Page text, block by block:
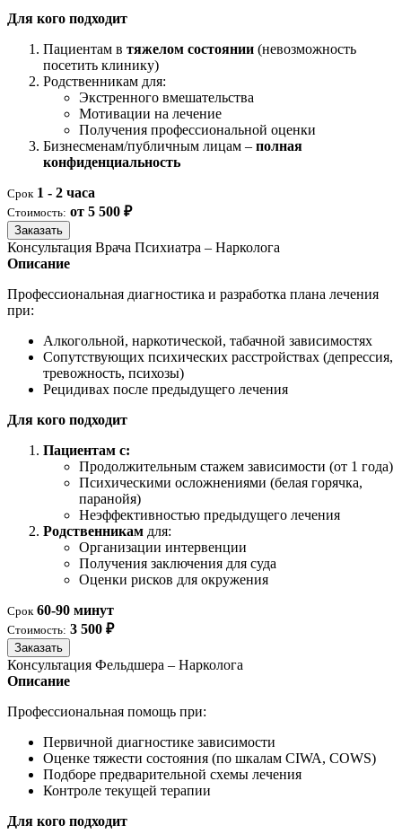
Для кого подходит
Пациентам в тяжелом состоянии (невозможность
посетить клинику)
Родственникам для:
Экстренного вмешательства
Мотивации на лечение
Получения профессиональной оценки
Бизнесменам/публичным лицам – полная
конфиденциальность
Срок 1 - 2 часа
Стоимость: от 5 500 ₽
Заказать
Консультация Врача Психиатра – Нарколога
Описание
Профессиональная диагностика и разработка плана лечения
при:
Алкогольной, наркотической, табачной зависимостях
Сопутствующих психических расстройствах (депрессия,
тревожность, психозы)
Рецидивах после предыдущего лечения
Для кого подходит
Пациентам с:
Продолжительным стажем зависимости (от 1 года)
Психическими осложнениями (белая горячка,
паранойя)
Неэффективностью предыдущего лечения
Родственникам для:
Организации интервенции
Получения заключения для суда
Оценки рисков для окружения
Срок 60-90 минут
Стоимость: 3 500 ₽
Заказать
Консультация Фельдшера – Нарколога
Описание
Профессиональная помощь при:
Первичной диагностике зависимости
Оценке тяжести состояния (по шкалам CIWA, COWS)
Подборе предварительной схемы лечения
Контроле текущей терапии
Для кого подходит